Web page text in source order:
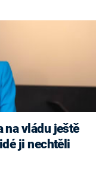
na vládu ještě
ji nechtěli